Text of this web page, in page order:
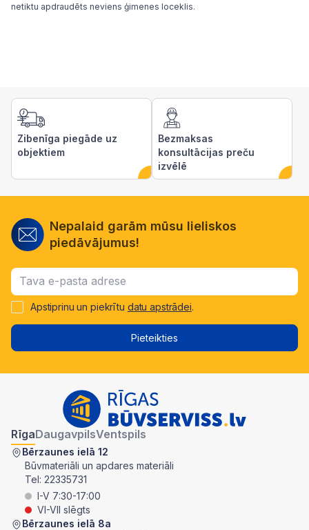
netiktu apdraudēts neviens ģimenes loceklis.
Zibenīga piegāde uz
objektiem
Bezmaksas
konsultācijas preču
izvēlē
Nepalaid garām mūsu lieliskos
piedāvājumus!
Apstiprinu un piekrītu datu apstrādei.
Pieteikties
RīgaDaugavpilsVentspils
Bērzaunes ielā 12
Būvmateriāli un apdares materiāli
Tel: 22335731
I-V 7:30-17:00
VI-VII slēgts
Bērzaunes ielā 8a